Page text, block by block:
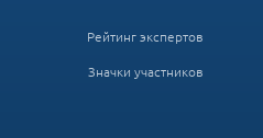
Рейтинг экспертов
Значки участников